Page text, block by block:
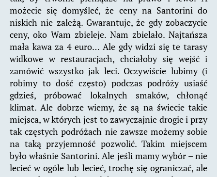
możecie się domyśleć, że ceny na Santorini do
niskich nie zależą. Gwarantuje, że gdy zobaczycie
ceny, oko Wam zbieleje. Nam zbielało. Najtańsza
mała kawa za 4 euro… Ale gdy widzi się te tarasy
widkowe w restauracjach, chciałoby się wejść i
zamówić wszystko jak leci. Oczywiście lubimy (i
robimy to dość często) podczas podróży usiaść
gdzieś, próbować lokalnych smaków, chłonąć
klimat. Ale dobrze wiemy, że są na świecie takie
miejsca, w których jest to zawyczajnie drogie i przy
tak częstych podróżach nie zawsze możemy sobie
na taką przyjemność pozwolić. Takim miejscem
było właśnie Santorini. Ale jeśli mamy wybór – nie
lecieć w ogóle lub lecieć, trochę się ograniczać, ale